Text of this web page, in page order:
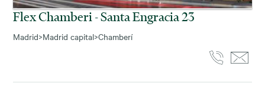
Flex Chamberi - Santa Engracia 23
Madrid>Madrid capital>Chamberí